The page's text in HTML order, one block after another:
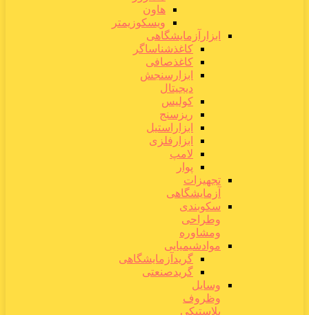
هاون
ویسکوزیمتر
ابزارآزمایشگاهی
کاغذشناساگر
کاغذصافی
ابزارسنجش
دیجیتال
کولیس
ریزسنج
ابزاراستیل
ابزارفلزی
لامپ
پوار
تجهیزات
آزمایشگاهی
سکوبندی
وطراحی
ومشاوره
موادشیمیایی
گریدآزمایشگاهی
گریدصنعتی
وسایل
وظروف
پلاستیکی